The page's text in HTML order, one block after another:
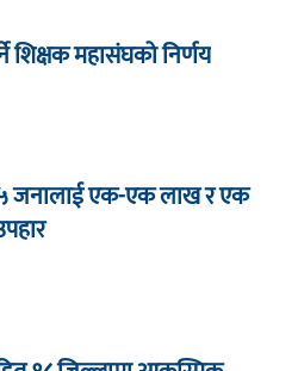
शिक्षक महासंघको निर्णय
जनालाई एक-एक लाख र एक